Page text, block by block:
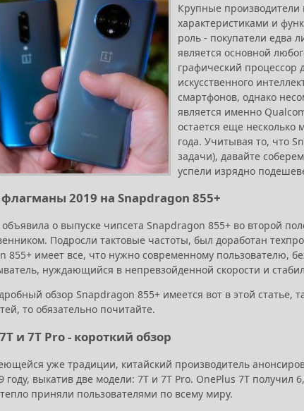
Крупные
характеристиками и
роль - покупатели едва
является основной
графический процессор
искусственного
смартфонов, однако
является именно
остается еще
года. Учитывая то, что
задачи), давайте
успели изрядно
2019 на Snapdragon 855+
о выпуске чипсета Snapdragon 855+ во второй
Подросли тактовые частоты, был доработан
855+ имеет все, что нужно современному пользователю,
нуждающийся в непревзойденной скорости и
обзор Snapdragon 855+ имеется вот в этой
то обязательно почитайте.
и 7T Pro - короткий обзор
уже традиции, китайский производитель
году, выкатив две модели: 7T и 7T Pro. OnePlus 7T
приняли пользователями по всему миру.